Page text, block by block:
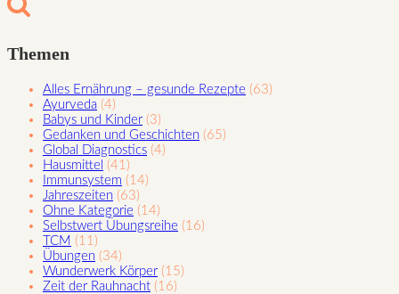
Themen
Alles Ernährung – gesunde Rezepte (63)
Ayurveda (4)
Babys und Kinder (3)
Gedanken und Geschichten (65)
Global Diagnostics (4)
Hausmittel (41)
Immunsystem (14)
Jahreszeiten (63)
Ohne Kategorie (14)
Selbstwert Übungsreihe (16)
TCM (11)
Übungen (34)
Wunderwerk Körper (15)
Zeit der Rauhnacht (16)